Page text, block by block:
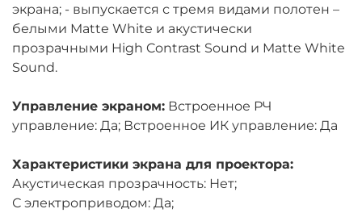
экрана; - выпускается с тремя видами полотен –
белыми Matte White и акустически
прозрачными High Contrast Sound и Matte White
Sound.
Управление экраном: Встроенное РЧ
управление: Да; Встроенное ИК управление: Да
Характеристики экрана для проектора:
Акустическая прозрачность: Нет;
С электроприводом: Да;